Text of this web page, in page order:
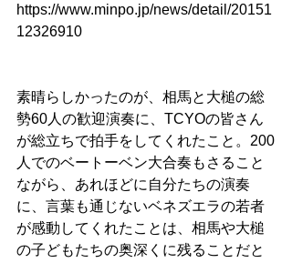
https://www.minpo.jp/news/detail/20151
12326910
素晴らしかったのが、相馬と大槌の総
勢60人の歓迎演奏に、TCYOの皆さん
が総立ちで拍手をしてくれたこと。200
人でのベートーベン大合奏もさること
ながら、あれほどに自分たちの演奏
に、言葉も通じないベネズエラの若者
が感動してくれたことは、相馬や大槌
の子どもたちの奥深くに残ることだと